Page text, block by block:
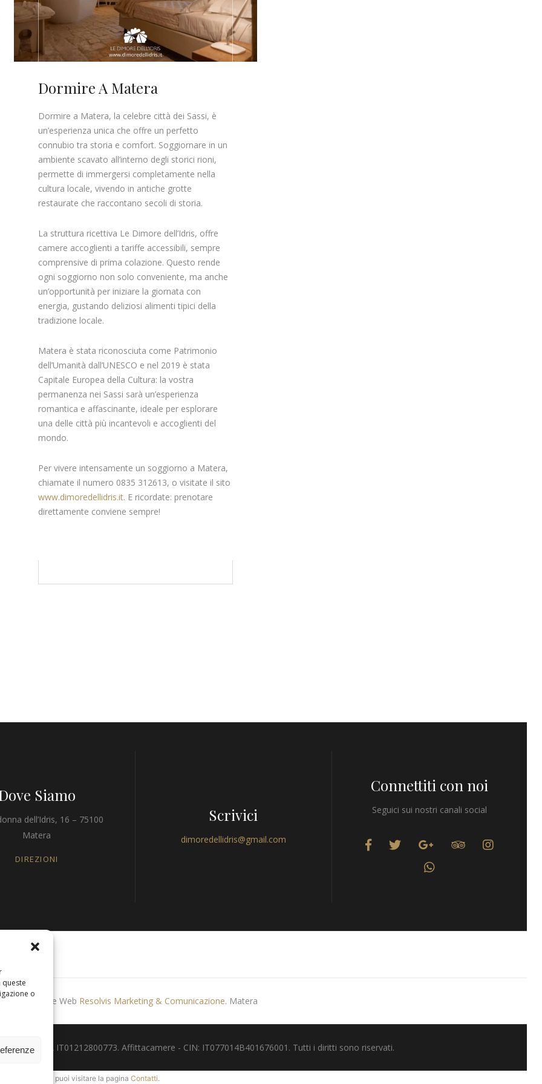
o
Dormire A Matera
Dormire a Matera, la celebre città dei Sassi, è
un’esperienza unica che offre un perfetto
connubio tra storia e comfort. Soggiornare in un
ambiente scavato all’interno degli storici rioni,
permette di immergersi completamente nella
cultura locale, vivendo in antiche grotte
restaurate che raccontano secoli di storia.
La struttura ricettiva Le Dimore dell’Idris, offre
camere accoglienti a tariffe accessibili, sempre
comprensive di prima colazione. Questo rende
ogni soggiorno non solo conveniente, ma anche
un’opportunità per iniziare la giornata con
energia, gustando deliziosi alimenti tipici della
tradizione locale.
Matera è stata riconosciuta come Patrimonio
dell’Umanità dall’UNESCO e nel 2019 è stata
Capitale Europea della Cultura: la vostra
permanenza nei Sassi sarà un’esperienza
romantica e affascinante, ideale per esplorare
una delle città più incantevoli e accoglienti del
mondo.
Per vivere intensamente un soggiorno a Matera,
chiamate il numero 0835 312613, o visitate il sito
www.dimoredellidris.it. E ricordate: prenotare
direttamente conviene sempre!
Siamo
dell’Idris, 16 – 75100
Matera
DIREZIONI
Scrivici
dimoredellidris@gmail.com
Connettiti con noi
Seguici sui nostri canali social
Produzione Web Resolvis Marketing & Comunicazione. Matera
- Partita IVA IT01212800773. Affittacamere - CIN: IT077014B401676001. Tutti i diritti sono riservati.
. In alternativa, puoi visitare la pagina Contatti.